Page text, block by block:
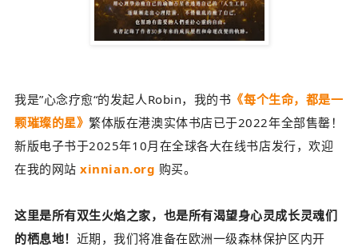
我是”心念疗愈“的发起人Robin，我的书 《每个生命，都是一
颗璀璨的星》繁体版在港澳实体书店已于2022年全部售罄！
新版电子书于2025年10月在全球各大在线书店发行，欢迎
在我的网站xinnian.org 购买。
这里是所有双生火焰之家，也是所有渴望身心灵成长灵魂们
的栖息地！ 近期，我们将准备在欧洲一级森林保护区内开